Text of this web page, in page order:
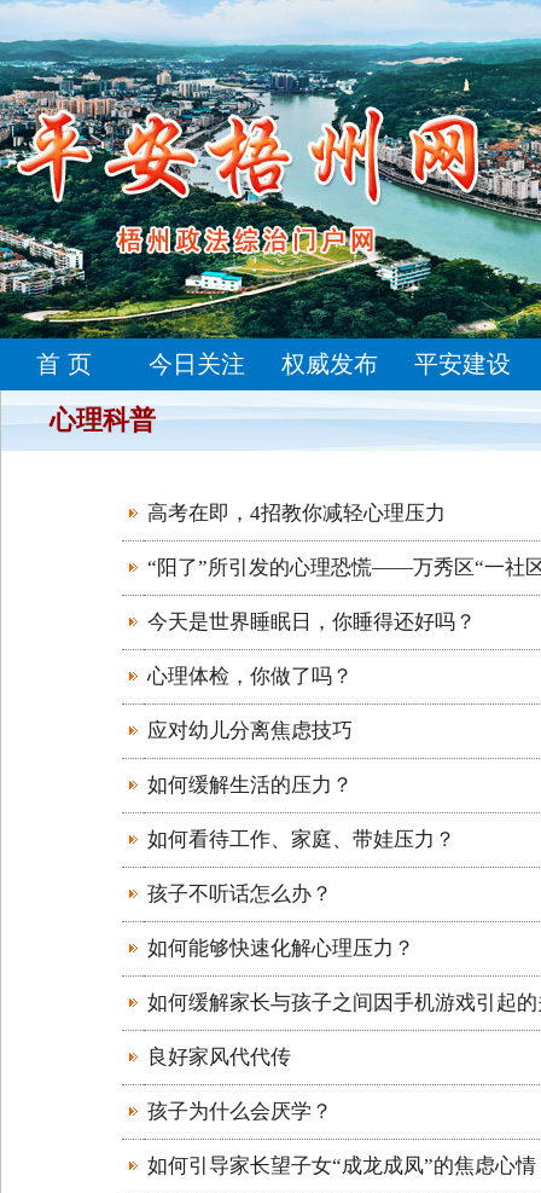
首 页 今日关注 权威发布 平安建设
心理科普
高考在即，4招教你减轻心理压力
“阳了”所引发的心理恐慌——万秀区“一社
今天是世界睡眠日，你睡得还好吗？
心理体检，你做了吗？
应对幼儿分离焦虑技巧
如何缓解生活的压力？
如何看待工作、家庭、带娃压力？
孩子不听话怎么办？
如何能够快速化解心理压力？
如何缓解家长与孩子之间因手机游戏引起
良好家风代代传
孩子为什么会厌学？
如何引导家长望子女“成龙成凤”的焦虑心情